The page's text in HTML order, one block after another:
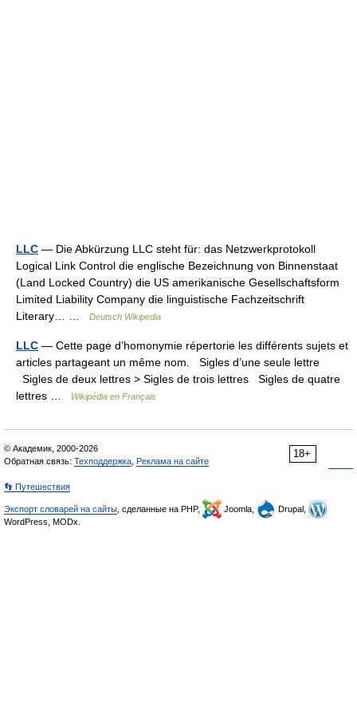
LLC — Die Abkürzung LLC steht für: das Netzwerkprotokoll
Logical Link Control die englische Bezeichnung von Binnenstaat
(Land Locked Country) die US amerikanische Gesellschaftsform
Limited Liability Company die linguistische Fachzeitschrift
Literary… …
Deutsch Wikipedia
LLC — Cette page d’homonymie répertorie les différents sujets et
articles partageant un même nom. Sigles d’une seule lettre
Sigles de deux lettres > Sigles de trois lettres Sigles de quatre
lettres …
Wikipédia en Français
18+
© Академик, 2000-2026
Обратная связь: Техподдержка Реклама на сайте
👣 Путешествия
Экспорт словарей на сайты , сделанные на PHP, Joomla,
Drupal,
WordPress, MODx.